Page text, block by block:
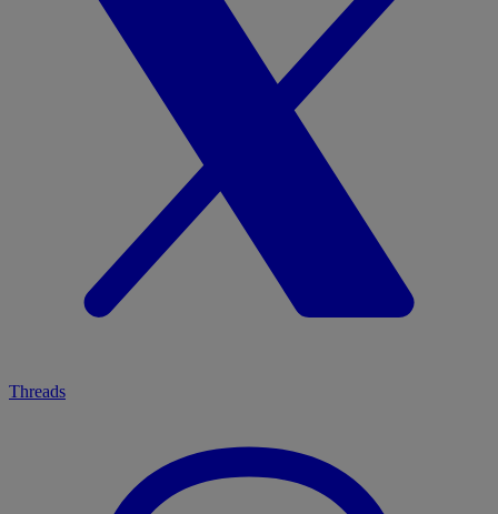
Threads